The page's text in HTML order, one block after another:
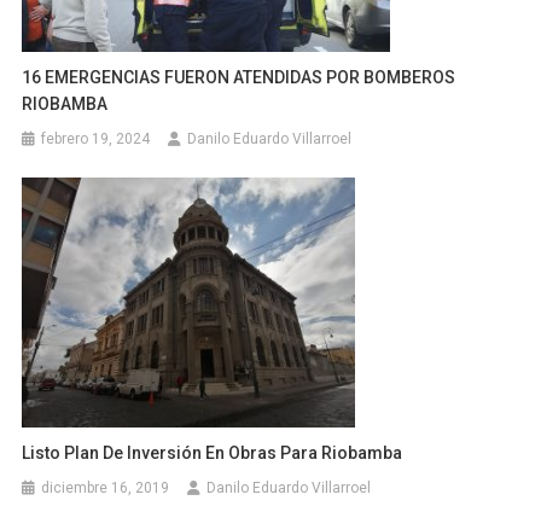
16 EMERGENCIAS FUERON ATENDIDAS POR BOMBEROS
RIOBAMBA
febrero 19, 2024 Danilo Eduardo Villarroel
Listo Plan De Inversión En Obras Para Riobamba
diciembre 16, 2019 Danilo Eduardo Villarroel